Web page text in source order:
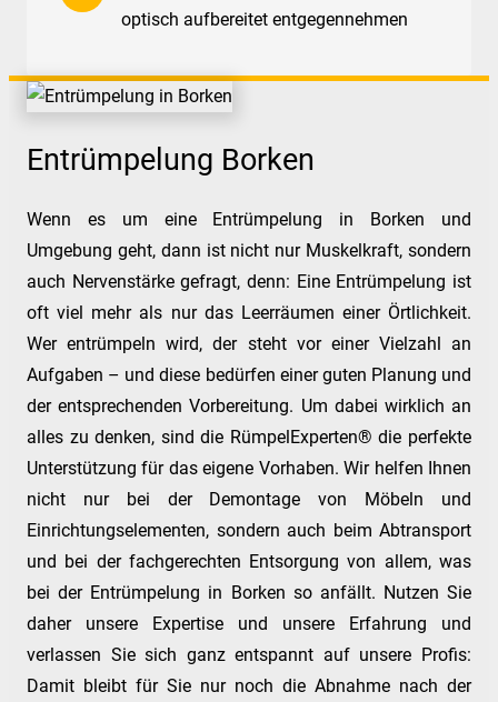
optisch aufbereitet entgegennehmen
Entrümpelung Borken
Wenn es um eine Entrümpelung in Borken und
Umgebung geht, dann ist nicht nur Muskelkraft, sondern
auch Nervenstärke gefragt, denn: Eine Entrümpelung ist
oft viel mehr als nur das Leerräumen einer Örtlichkeit.
Wer entrümpeln wird, der steht vor einer Vielzahl an
Aufgaben – und diese bedürfen einer guten Planung und
der entsprechenden Vorbereitung. Um dabei wirklich an
alles zu denken, sind die RümpelExperten® die perfekte
Unterstützung für das eigene Vorhaben. Wir helfen Ihnen
nicht nur bei der Demontage von Möbeln und
Einrichtungselementen, sondern auch beim Abtransport
und bei der fachgerechten Entsorgung von allem, was
bei der Entrümpelung in Borken so anfällt. Nutzen Sie
daher unsere Expertise und unsere Erfahrung und
verlassen Sie sich ganz entspannt auf unsere Profis:
Damit bleibt für Sie nur noch die Abnahme nach der